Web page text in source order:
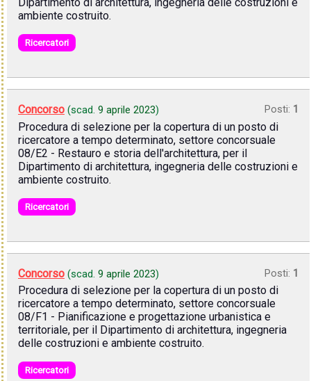
Dipartimento di architettura, ingegneria delle costruzioni e
ambiente costruito.
Ricercatori
Concorso (scad. 9 aprile 2023) Posti: 1
Procedura di selezione per la copertura di un posto di
ricercatore a tempo determinato, settore concorsuale
08/E2 - Restauro e storia dell'architettura, per il
Dipartimento di architettura, ingegneria delle costruzioni e
ambiente costruito.
Ricercatori
Concorso (scad. 9 aprile 2023) Posti: 1
Procedura di selezione per la copertura di un posto di
ricercatore a tempo determinato, settore concorsuale
08/F1 - Pianificazione e progettazione urbanistica e
territoriale, per il Dipartimento di architettura, ingegneria
delle costruzioni e ambiente costruito.
Ricercatori